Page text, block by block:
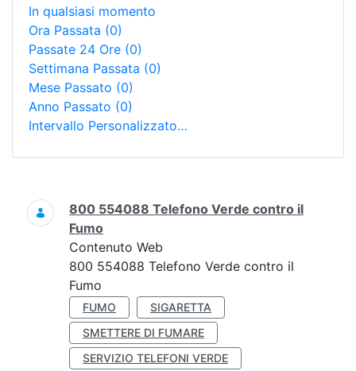
In qualsiasi momento
Ora Passata (0)
Passate 24 Ore (0)
Settimana Passata (0)
Mese Passato (0)
Anno Passato (0)
Intervallo Personalizzato…
Ricerca
800 554088 Telefono Verde contro il
Fumo
Contenuto Web
800 554088 Telefono Verde contro il
Fumo
FUMO
SIGARETTA
SMETTERE DI FUMARE
SERVIZIO TELEFONI VERDE